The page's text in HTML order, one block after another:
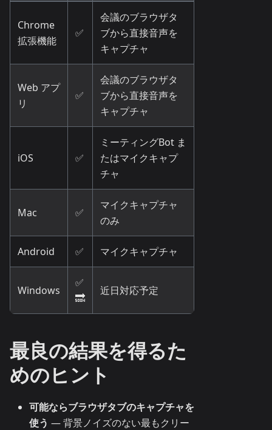
Chrome
拡張機能
✅
会議のブラウザタ
ブから直接音声を
キャプチャ
Web アプ
リ
✅
会議のブラウザタ
ブから直接音声を
キャプチャ
iOS ✅
ミーティングBot ま
たはマイクキャプ
チャ
Mac ✅
マイクキャプチャ
のみ
Android ✅ マイクキャプチャ
Windows
✅
🔜
近日対応予定
最良の結果を得るた
めのヒント
可能ならブラウザタブのキャプチャを
使う — 背景ノイズのない最もクリー